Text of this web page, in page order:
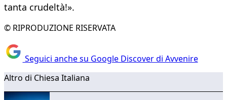
tanta crudeltà!».
© RIPRODUZIONE RISERVATA
Seguici anche su Google Discover di Avvenire
Altro di Chiesa Italiana